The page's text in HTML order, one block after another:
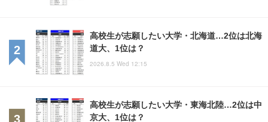
高校生が志願したい大学・北海道…2位は北海
道大、1位は？
2026.8.5 Wed 12:15
高校生が志願したい大学・東海北陸…2位は中
京大、1位は？